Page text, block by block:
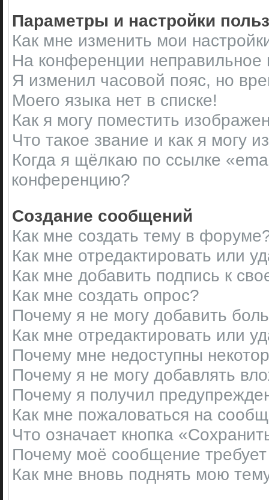
Параметры и настройки
Как мне изменить мои
На конференции неправильное
Я изменил часовой пояс, но
Моего языка нет в списке!
Как я могу поместить
Что такое звание и как я могу
Когда я щёлкаю по ссылке
конференцию?
Создание сообщений
Как мне создать тему в
Как мне отредактировать или
Как мне добавить подпись к
Как мне создать опрос?
Почему я не могу добавить
Как мне отредактировать или
Почему мне недоступны
Почему я не могу добавлять
Почему я получил
Как мне пожаловаться на
Что означает кнопка
Почему моё сообщение
Как мне вновь поднять мою